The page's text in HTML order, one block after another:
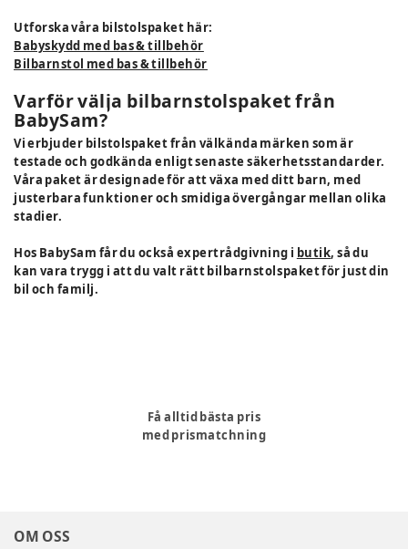
Utforska våra bilstolspaket här:
Babyskydd med bas & tillbehör
Bilbarnstol med bas & tillbehör
Varför välja bilbarnstolspaket från
BabySam?
Vi erbjuder bilstolspaket från välkända märken som är
testade och godkända enligt senaste säkerhetsstandarder.
Våra paket är designade för att växa med ditt barn, med
justerbara funktioner och smidiga övergångar mellan olika
stadier.
Hos BabySam får du också expertrådgivning i butik, så du
kan vara trygg i att du valt rätt bilbarnstolspaket för just din
bil och familj.
Få alltid bästa pris
med prismatchning
OM OSS